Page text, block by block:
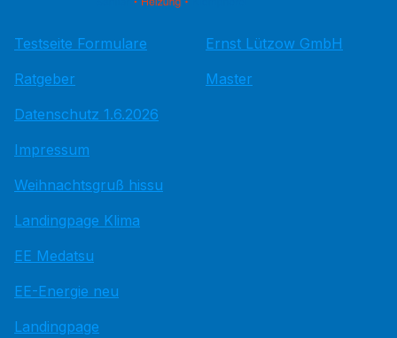
Testseite Formulare
Ratgeber
Datenschutz 1.6.2026
Impressum
Weihnachtsgruß hissu
Landingpage Klima
EE Medatsu
EE-Energie neu
Landingpage
Ernst Lützow GmbH
Master